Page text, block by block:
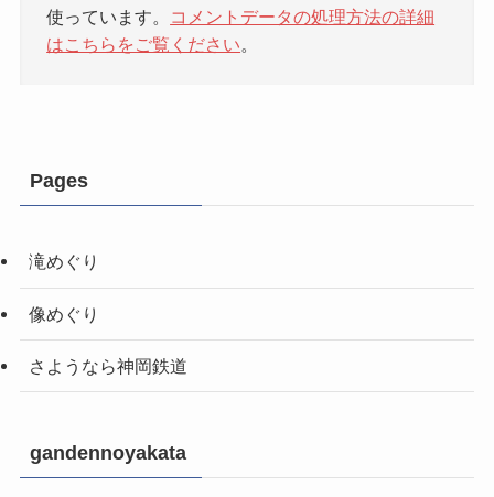
使っています。
コメントデータの処理方法の詳細
はこちらをご覧ください。
Pages
滝めぐり
像めぐり
さようなら神岡鉄道
gandennoyakata